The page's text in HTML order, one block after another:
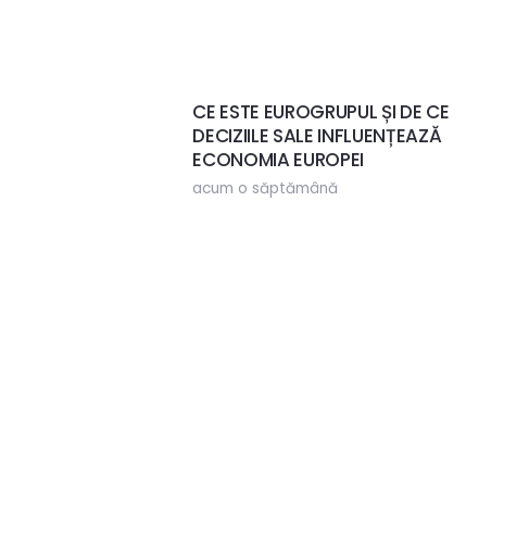
CE ESTE EUROGRUPUL ȘI DE CE
DECIZIILE SALE INFLUENȚEAZĂ
ECONOMIA EUROPEI
acum o săptămână